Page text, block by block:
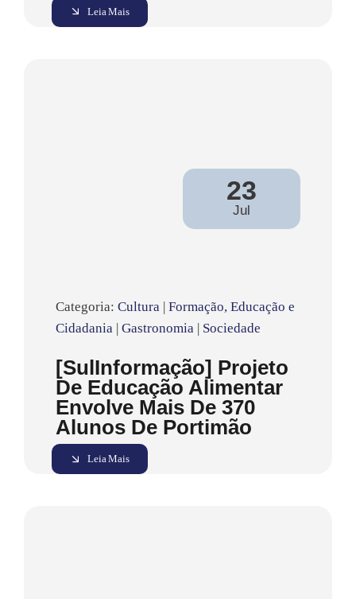
Leia Mais
23
Jul
Categoria: Cultura Formação, Educação e
Cidadania Gastronomia Sociedade
[SulInformação] Projeto
De Educação Alimentar
Envolve Mais De 370
Alunos De Portimão
Leia Mais